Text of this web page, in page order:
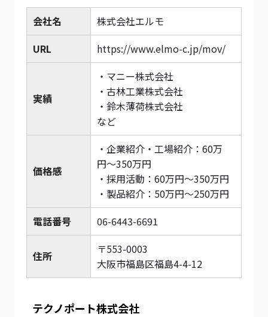
会社名
株式会社エルモ
URL
https://www.elmo-c.jp/mov/
実績
・マニー株式会社
・古林工業株式会社
・鈴木薄荷株式会社
など
価格感
・企業紹介・工場紹介：60万
円〜350万円
・採用活動：60万円〜350万円
・製品紹介：50万円〜250万円
電話番号
06-6443-6691
住所
〒553-0003
大阪市福島区福島4-4-12
テクノポート株式会社